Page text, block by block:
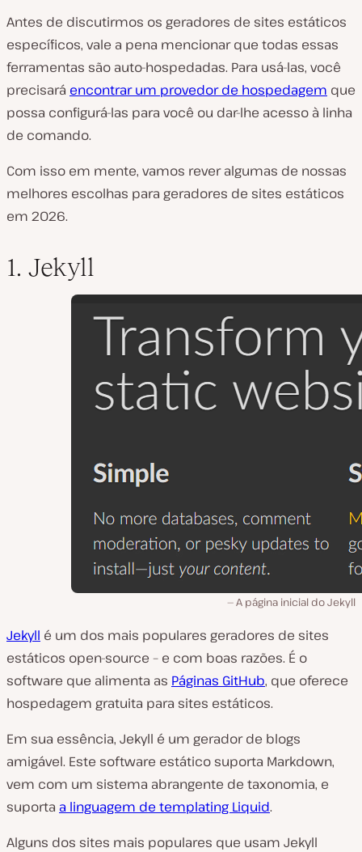
Antes de discutirmos os geradores de sites estáticos
específicos, vale a pena mencionar que todas essas
ferramentas são auto-hospedadas. Para usá-las, você
precisará encontrar um provedor de hospedagem que
possa configurá-las para você ou dar-lhe acesso à linha
de comando.
Com isso em mente, vamos rever algumas de nossas
melhores escolhas para geradores de sites estáticos
em 2026.
1. Jekyll
A página inicial do Jekyll
Jekyll é um dos mais populares geradores de sites
estáticos open-source – e com boas razões. É o
software que alimenta as Páginas GitHub, que oferece
hospedagem gratuita para sites estáticos.
Em sua essência, Jekyll é um gerador de blogs
amigável. Este software estático suporta Markdown,
vem com um sistema abrangente de taxonomia, e
suporta a linguagem de templating Liquid.
Alguns dos sites mais populares que usam Jekyll